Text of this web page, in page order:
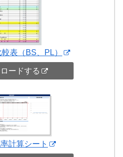
表（BS、PL）
ードする
計算シート